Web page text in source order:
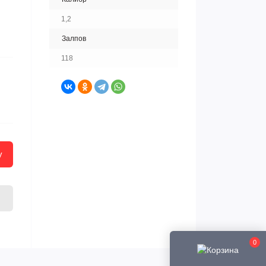
0
1,2
Залпов
118